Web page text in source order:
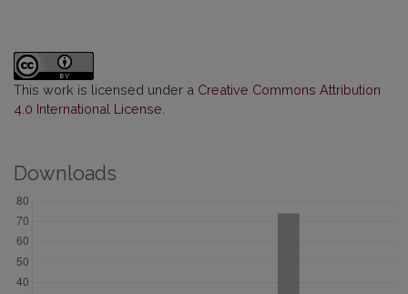
This work is licensed under a Creative Commons Attribution
4.0 International License
Downloads